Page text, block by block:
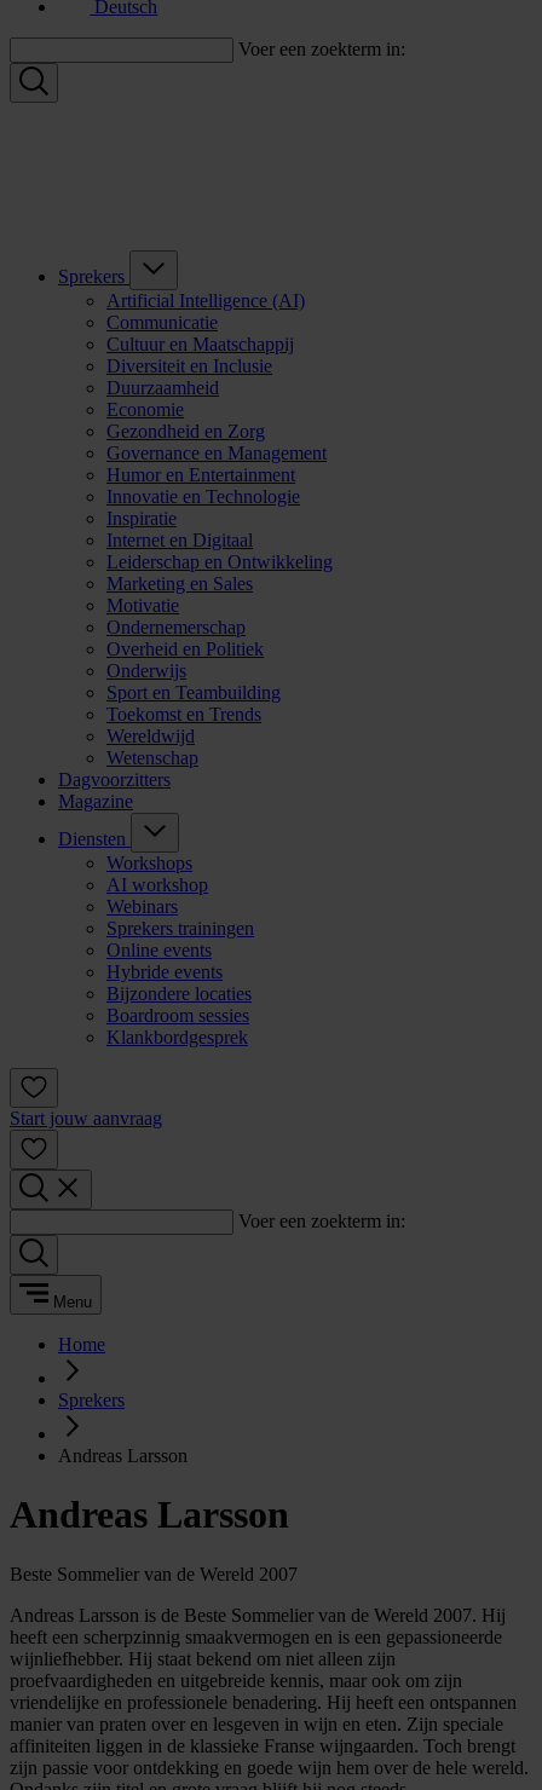
Deutsch
Voer een zoekterm in:
Sprekers
Artificial Intelligence (AI)
Communicatie
Cultuur en Maatschappij
Diversiteit en Inclusie
Duurzaamheid
Economie
Gezondheid en Zorg
Governance en Management
Humor en Entertainment
Innovatie en Technologie
Inspiratie
Internet en Digitaal
Leiderschap en Ontwikkeling
Marketing en Sales
Motivatie
Ondernemerschap
Overheid en Politiek
Onderwijs
Sport en Teambuilding
Toekomst en Trends
Wereldwijd
Wetenschap
Dagvoorzitters
Magazine
Diensten
Workshops
AI workshop
Webinars
Sprekers trainingen
Online events
Hybride events
Bijzondere locaties
Boardroom sessies
Klankbordgesprek
Start jouw aanvraag
Voer een zoekterm in:
Menu
Home
Sprekers
Andreas Larsson
Andreas Larsson
Beste Sommelier van de Wereld 2007
Andreas Larsson is de Beste Sommelier van de Wereld 2007. Hij
heeft een scherpzinnig smaakvermogen en is een gepassioneerde
wijnliefhebber. Hij staat bekend om niet alleen zijn
proefvaardigheden en uitgebreide kennis, maar ook om zijn
vriendelijke en professionele benadering. Hij heeft een ontspannen
manier van praten over en lesgeven in wijn en eten. Zijn speciale
affiniteiten liggen in de klassieke Franse wijngaarden. Toch brengt
zijn passie voor ontdekking en goede wijn hem over de hele wereld.